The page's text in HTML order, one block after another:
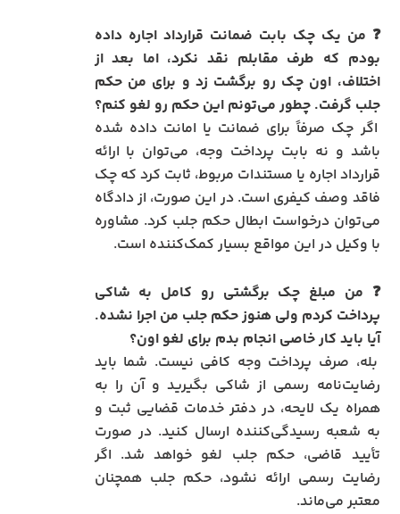
❓ من یک چک بابت ضمانت قرارداد اجاره داده
بودم که طرف مقابلم نقد نکرد، اما بعد از
اختلاف، اون چک رو برگشت زد و برای من حکم
جلب گرفت. چطور می‌تونم این حکم رو لغو کنم؟
اگر چک صرفاً برای ضمانت یا امانت داده شده
باشد و نه بابت پرداخت وجه، می‌توان با ارائه
قرارداد اجاره یا مستندات مربوط، ثابت کرد که چک
فاقد وصف کیفری است. در این صورت، از دادگاه
می‌توان درخواست ابطال حکم جلب کرد. مشاوره
با وکیل در این مواقع بسیار کمک‌کننده است.
❓ من مبلغ چک برگشتی رو کامل به شاکی
پرداخت کردم ولی هنوز حکم جلب من اجرا نشده.
آیا باید کار خاصی انجام بدم برای لغو اون؟
بله، صرف پرداخت وجه کافی نیست. شما باید
رضایت‌نامه رسمی از شاکی بگیرید و آن را به
همراه یک لایحه، در دفتر خدمات قضایی ثبت و
به شعبه رسیدگی‌کننده ارسال کنید. در صورت
تأیید قاضی، حکم جلب لغو خواهد شد. اگر
رضایت رسمی ارائه نشود، حکم جلب همچنان
معتبر می‌ماند.